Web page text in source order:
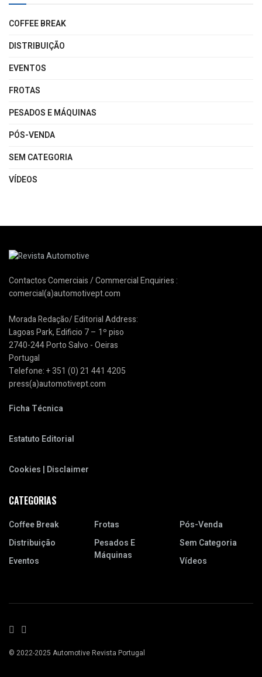
COFFEE BREAK
DISTRIBUIÇÃO
EVENTOS
FROTAS
PESADOS E MÁQUINAS
PÓS-VENDA
SEM CATEGORIA
VÍDEOS
Contactos Comerciais / Commercial Enquiries :
comercial(a)automotivept.com
Morada Redação/ Editorial Address:
Lagoas Park, Edificio 7 – 1º piso
2740-244 Porto Salvo - Oeiras
Portugal
Telefone: + 351 (0) 21 441 4205
press(a)automotivept.com
Ficha Técnica
Estatuto Editorial
Cookies | Disclaimer
CATEGORIAS
Coffee Break
Distribuição
Eventos
Frotas
Pesados E
Máquinas
Pós-Venda
Sem Categoria
Vídeos
© 2022-2025 Automotive Revista Portugal